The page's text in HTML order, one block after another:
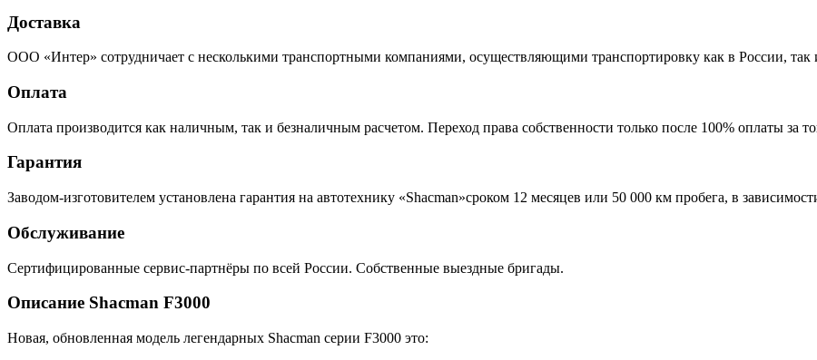
Доставка
ООО «Интер» сотрудничает с несколькими транспортными компаниями, осуществляющими транспортировку как в России, так
Оплата
Оплата производится как наличным, так и безналичным расчетом. Переход права собственности только после 100% оплаты за
Гарантия
Заводом-изготовителем установлена гарантия на автотехнику «Shacman»сроком 12 месяцев или 50 000 км пробега, в
Обслуживание
Сертифицированные сервис-партнёры по всей России. Собственные выездные бригады.
Описание Shacman F3000
Новая, обновленная модель легендарных Shacman серии F3000 это: